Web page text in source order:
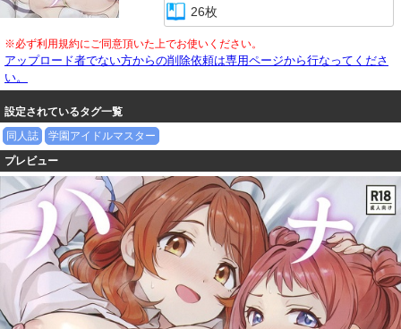
26枚
※必ず利用規約にご同意頂いた上でお使いください。
アップロード者でない方からの削除依頼は専用ページから行なってくださ
い。
設定されているタグ一覧
同人誌
学園アイドルマスター
プレビュー